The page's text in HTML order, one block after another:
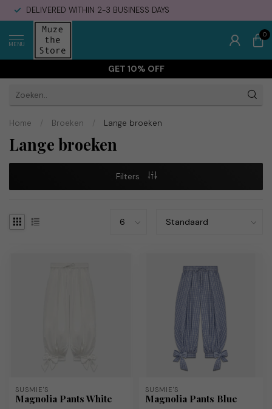
DELIVERED WITHIN 2-3 BUSINESS DAYS
MENU
0
GET 10% OFF
Home / Broeken / Lange broeken
Lange broeken
Filters
SUSMIE'S
Magnolia Pants White
SUSMIE'S
Magnolia Pants Blue